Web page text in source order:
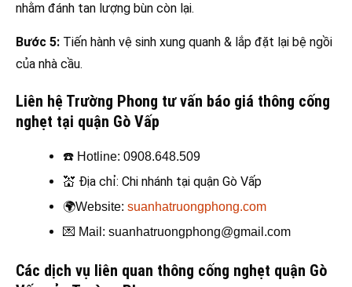
nhằm đánh tan lượng bùn còn lại.
Bước 5: Tiến hành vệ sinh xung quanh & lắp đặt lại bệ ngồi
của nhà cầu.
Liên hệ Trường Phong tư vấn báo giá thông cống
nghẹt tại quận Gò Vấp
☎️ Hotline: 0908.648.509
💒 Địa chỉ: Chi nhánh tại quận Gò Vấp
🌍Website: suanhatruongphong.com
💌 Mail: suanhatruongphong@gmail.com
Các dịch vụ liên quan thông cống nghẹt quận Gò